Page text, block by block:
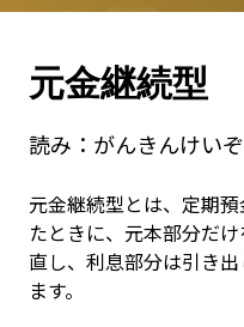
元金継続型
読み： がんきんけい
元金継続型とは、定期
たときに、元本部分だ
直し、利息部分は引き
ます。